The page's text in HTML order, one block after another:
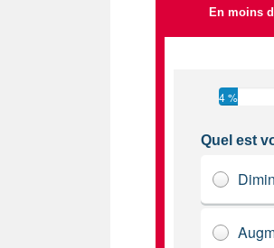
En moins